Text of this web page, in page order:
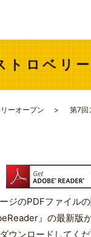
トロベリ
ーオープン 第7回
ジのPDFファイルの
』の最新版
ウンロードしてくだ